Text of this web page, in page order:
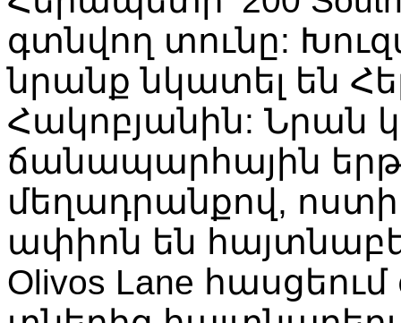
գտնվող տունը:
նրանք նկատել են
Հակոբյանին: Նրան
ճանապարհային
մեղադրանքով,
ափիոն են
Olivos Lane